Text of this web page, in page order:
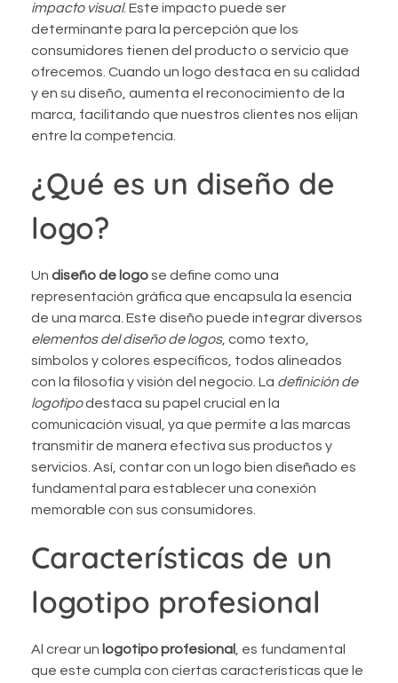
impacto visual. Este impacto puede ser
determinante para la percepción que los
consumidores tienen del producto o servicio que
ofrecemos. Cuando un logo destaca en su calidad
y en su diseño, aumenta el reconocimiento de la
marca, facilitando que nuestros clientes nos elijan
entre la competencia.
¿Qué es un diseño de
logo?
Un diseño de logose define como una
representación gráfica que encapsula la esencia
de una marca. Este diseño puede integrar diversos
elementos del diseño de logos, como texto,
símbolos y colores específicos, todos alineados
con la filosofía y visión del negocio. La definición de
logotipodestaca su papel crucial en la
comunicación visual, ya que permite a las marcas
transmitir de manera efectiva sus productos y
servicios. Así, contar con un logo bien diseñado es
fundamental para establecer una conexión
memorable con sus consumidores.
Características de un
logotipo profesional
Al crear un logotipo profesional
, es fundamental
que este cumpla con ciertas características que le